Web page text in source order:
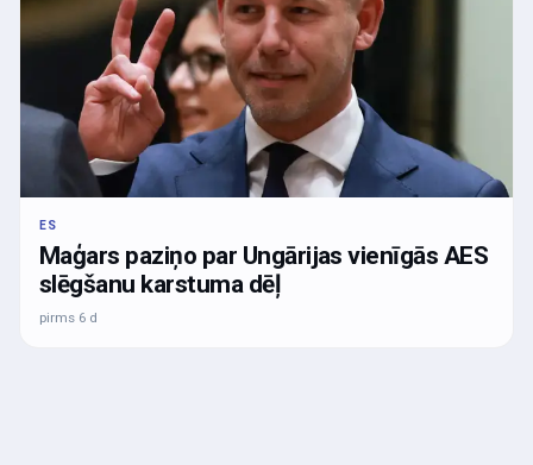
ES
Maģars paziņo par Ungārijas vienīgās AES
slēgšanu karstuma dēļ
pirms 6 d